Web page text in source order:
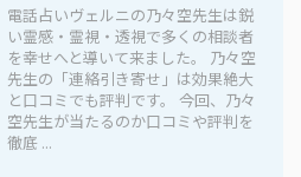
電話占いヴェルニの乃々空先生は鋭
い霊感・霊視・透視で多くの相談者
を幸せへと導いて来ました。 乃々空
先生の「連絡引き寄せ」は効果絶大
と口コミでも評判です。 今回、乃々
空先生が当たるのか口コミや評判を
徹底 ...